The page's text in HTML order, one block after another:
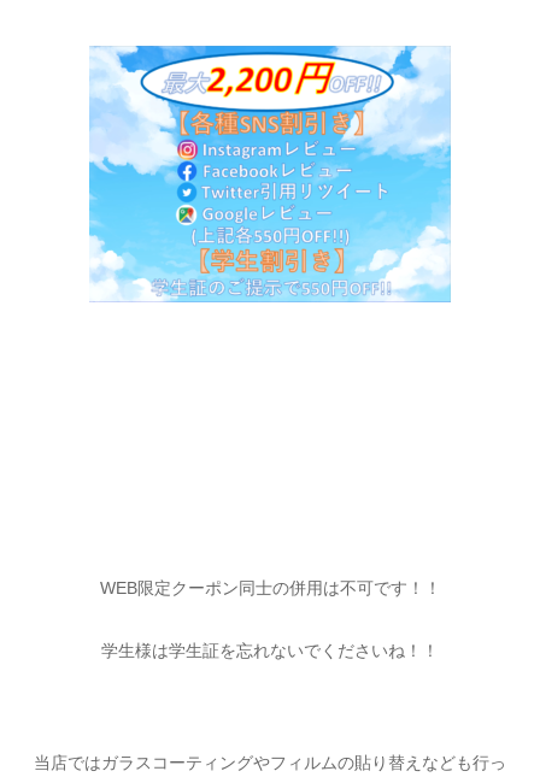
WEB限定クーポン同士の併用は不可です！！
学生様は学生証を忘れないでくださいね！！
当店ではガラスコーティングやフィルムの貼り替えなども行っ